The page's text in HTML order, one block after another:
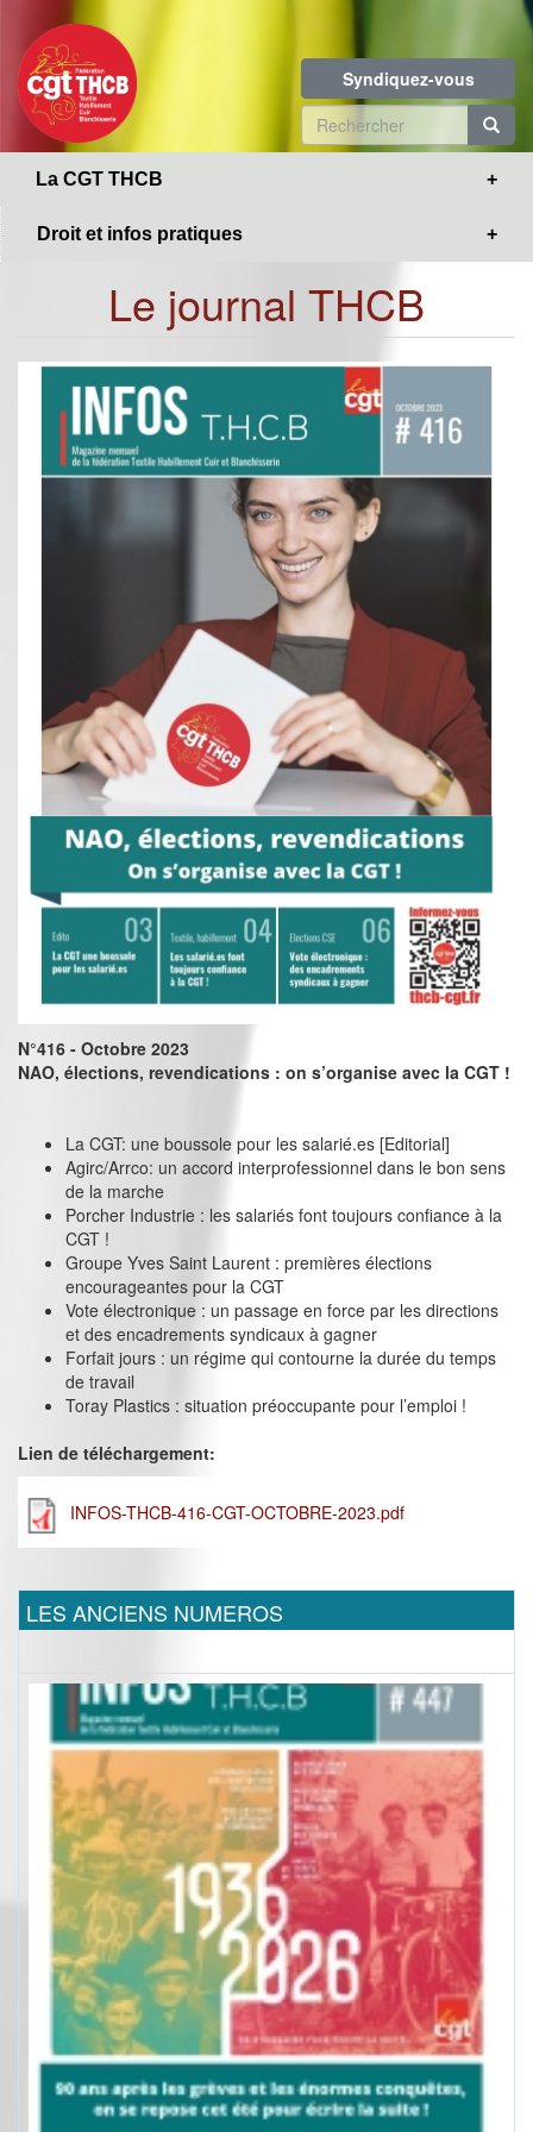
contenu
principal
Syndiquez-vous
Formulaire
de
La CGT THCB
Droit et infos pratiques
Le journal THCB
N°416 - Octobre 2023
NAO, élections, revendications : on s’organise avec la CGT !
La CGT: une boussole pour les salarié.es [Editorial]
Agirc/Arrco: un accord interprofessionnel dans le bon sens
de la marche
Porcher Industrie : les salariés font toujours confiance à la
CGT !
Groupe Yves Saint Laurent : premières élections
encourageantes pour la CGT
Vote électronique : un passage en force par les directions
et des encadrements syndicaux à gagner
Forfait jours : un régime qui contourne la durée du temps
de travail
Toray Plastics : situation préoccupante pour l’emploi !
Lien de téléchargement:
INFOS-THCB-416-CGT-OCTOBRE-2023.pdf
LES ANCIENS NUMEROS